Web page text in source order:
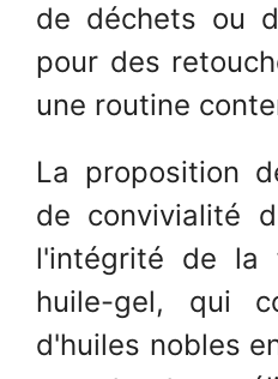
de déchets ou
pour des
une routine
La proposition
de convivialité
l'intégrité de la
huile-gel, qui
d'huiles nobles